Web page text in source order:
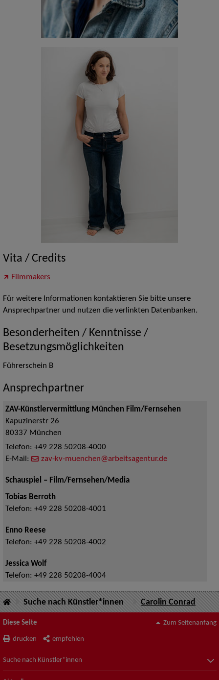
Vita / Credits
Filmmakers
Für weitere Informationen kontaktieren Sie bitte unsere
Ansprechpartner und nutzen die verlinkten Datenbanken.
Besonderheiten / Kenntnisse /
Besetzungsmöglichkeiten
Führerschein B
Ansprechpartner
ZAV-Künstlervermittlung München Film/Fernsehen
Kapuzinerstr 26
80337 München
Telefon: +49 228 50208-4000
E-Mail:
zav-kv-muenchen@arbeitsagentur.de
Schauspiel – Film/Fernsehen/Media
Tobias Berroth
Telefon: +49 228 50208-4001
Enno Reese
Telefon: +49 228 50208-4002
Jessica Wolf
Telefon: +49 228 50208-4004
Suche nach Künstler*innen Carolin Conrad
Diese Seite
drucken empfehlen
Zum Seitenanfang
Suche nach Künstler*innen